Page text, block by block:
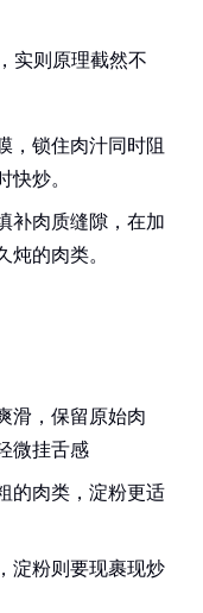
实则原理截然不
，锁住肉汁同时阻
快炒。
补肉质缝隙，在加
炖的肉类。
滑，保留原始肉
微挂舌感
的肉类，淀粉更适
淀粉则要现裹现炒